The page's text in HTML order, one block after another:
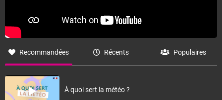
Recommandées Récents Populaires
À quoi sert la météo ?